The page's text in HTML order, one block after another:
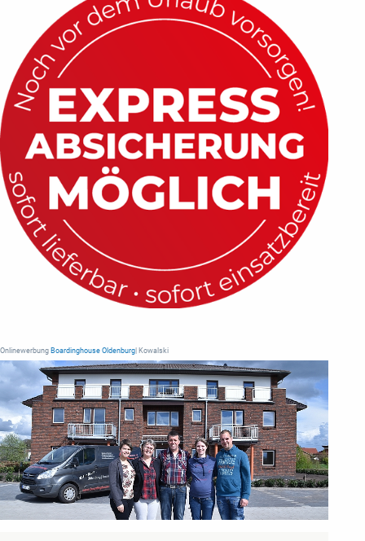
Onlinewerbung Boardinghouse Oldenburg | Kowalski